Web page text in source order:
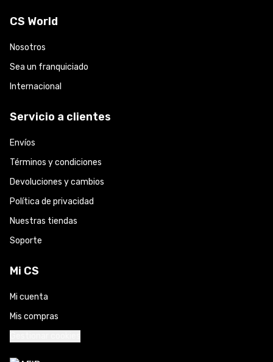
CS World
Nosotros
Sea un franquiciado
Internacional
Servicio a clientes
Envíos
Términos y condiciones
Devoluciones y cambios
Política de privacidad
Nuestras tiendas
Soporte
Mi CS
Mi cuenta
Mis compras